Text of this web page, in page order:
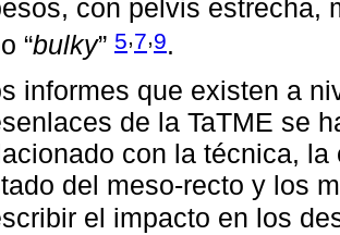
con pelvis estrecha,
“bulky” 5 7 9.
informes que existen a
de la TaTME se
con la técnica,
del meso-recto y los
el impacto en los